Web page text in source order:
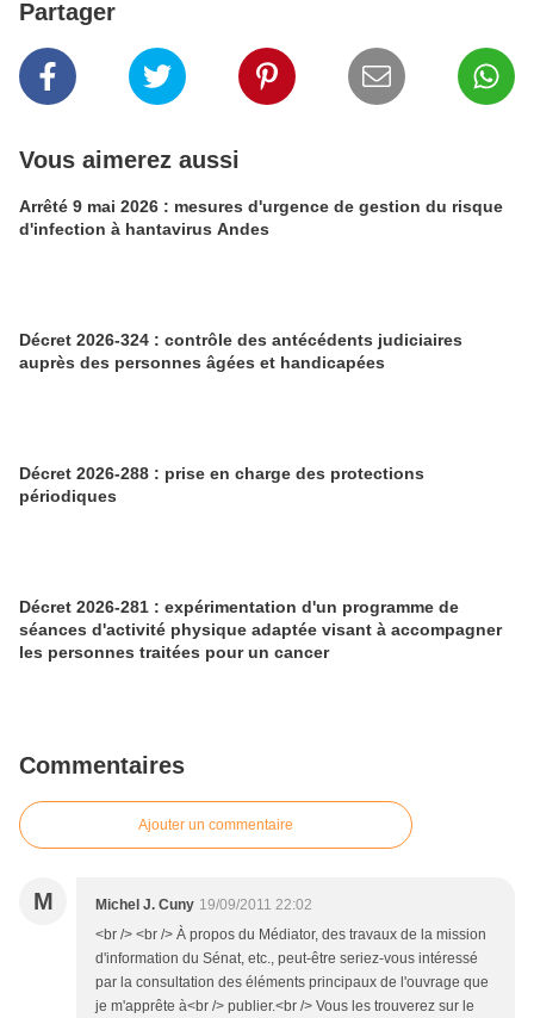
Partager
Vous aimerez aussi
Arrêté 9 mai 2026 : mesures d'urgence de gestion du risque
d'infection à hantavirus Andes
Décret 2026-324 : contrôle des antécédents judiciaires
auprès des personnes âgées et handicapées
Décret 2026-288 : prise en charge des protections
périodiques
Décret 2026-281 : expérimentation d'un programme de
séances d'activité physique adaptée visant à accompagner
les personnes traitées pour un cancer
Commentaires
Ajouter un commentaire
M Michel J. Cuny 19/09/2011 22:02
<br /> <br /> À propos du Médiator, des travaux de la mission
d'information du Sénat, etc., peut-être seriez-vous intéressé
par la consultation des éléments principaux de l'ouvrage que
je m'apprête à<br /> publier.<br /> Vous les trouverez sur le